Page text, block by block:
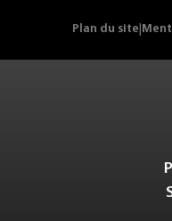
Plan du site